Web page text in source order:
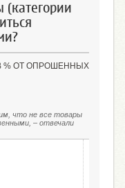
(категории
% ОТ ОПРОШЕННЫХ
что не все товары
– отвечали